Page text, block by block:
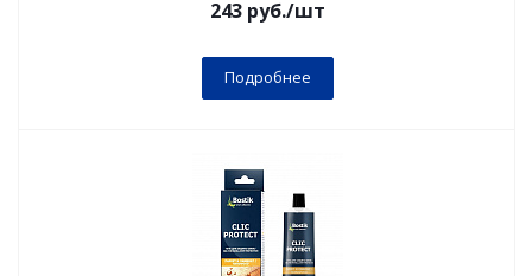
243руб./шт
Подробнее